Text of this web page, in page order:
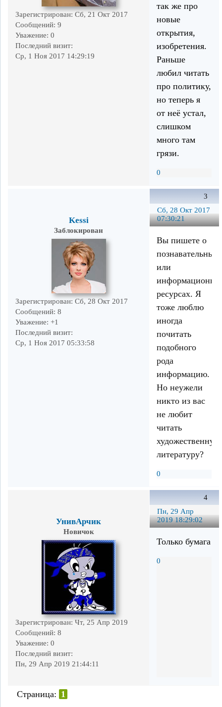
Зарегистрирован: Сб, 21 Окт 2017
Сообщений: 9
Уважение: 0
Последний визит:
Ср, 1 Ноя 2017 14:29:19
так же про
новые
открытия,
изобретения.
Раньше
любил читать
про политику,
но теперь я
от неё устал,
слишком
много там
грязи.
0
3
Сб, 28 Окт 2017
07:30:21
Kessi
Заблокирован
Зарегистрирован: Сб, 28 Окт 2017
Сообщений: 8
Уважение: +1
Последний визит:
Ср, 1 Ноя 2017 05:33:58
Вы пишете о
познавательных,
или
ресурсах. Я
тоже люблю
иногда
почитать
подобного
рода
информацию.
Но неужели
никто из вас
не любит
читать
художественную
литературу?
0
4
Пн, 29 Апр
2019 18:29:02
УнивАрчик
Новичок
Зарегистрирован: Чт, 25 Апр 2019
Сообщений: 8
Уважение: 0
Последний визит:
Пн, 29 Апр 2019 21:44:11
Только бумага
0
Страница: 1